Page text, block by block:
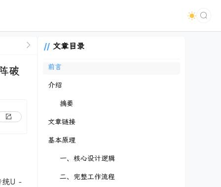
破
统U -
文章目录
前言
介绍
摘要
文章链接
基本原理
一、核心设计逻辑
二、完整工作流程